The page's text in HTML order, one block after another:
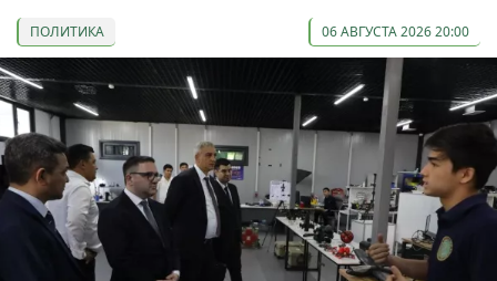
ПОЛИТИКА 06 АВГУСТА 2026 20:00